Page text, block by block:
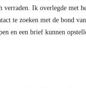
verraden. Ik overlegde met
te zoeken met de bond
en een brief kunnen